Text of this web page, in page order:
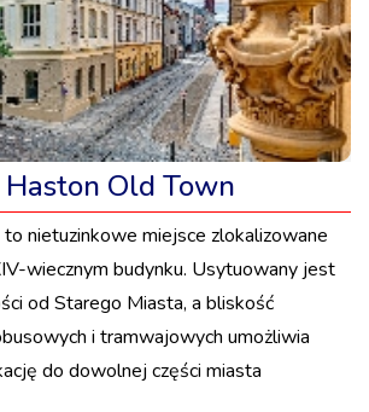
Old Town
nietuzinkowe miejsce zlokalizowane
wiecznym budynku. Usytuowany jest
od Starego Miasta, a bliskość
i tramwajowych umożliwia
do dowolnej części miasta